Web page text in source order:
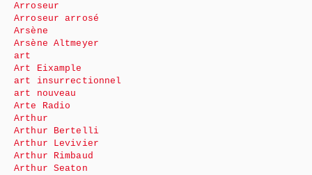
Arroseur
Arroseur arrosé
Arsène
Arsène Altmeyer
art
Art Eixample
art insurrectionnel
art nouveau
Arte Radio
Arthur
Arthur Bertelli
Arthur Levivier
Arthur Rimbaud
Arthur Seaton